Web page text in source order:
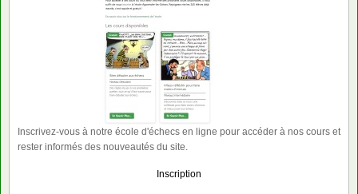
Inscrivez-vous à notre école d'échecs en ligne pour accéder à nos cours et
rester informés des nouveautés du site.
Inscription